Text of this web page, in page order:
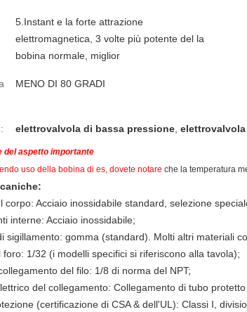
5.Instant e la forte attrazione
elettromagnetica, 3 volte più potente del la
bobina normale, miglior
MENO DI 80 GRADI
elettrovalvola di bassa pressione
del aspetto importante
uso della bobina di es, dovete notare che la temperatura
corpo: Acciaio inossidabile standard, selezione
interne: Acciaio inossidabile;
sigillamento: gomma (standard). Molti altri materiali
1/32 (i modelli specifici si riferiscono alla tavola);
del filo: 1/8 di norma del NPT;
del collegamento: Collegamento di tubo
(certificazione di CSA & dell'UL): Classi I,